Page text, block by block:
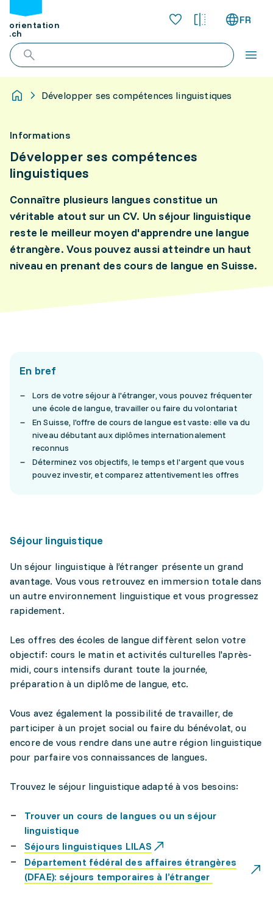
orientation
.ch
FR
Développer ses compétences linguistiques
Informations
Développer ses compétences
linguistiques
Connaître plusieurs langues constitue un
véritable atout sur un CV. Un séjour linguistique
reste le meilleur moyen d'apprendre une langue
étrangère. Vous pouvez aussi atteindre un haut
niveau en prenant des cours de langue en Suisse.
En bref
Lors de votre séjour à l'étranger, vous pouvez fréquenter
une école de langue, travailler ou faire du volontariat
En Suisse, l'offre de cours de langue est vaste: elle va du
niveau débutant aux diplômes internationalement
reconnus
Déterminez vos objectifs, le temps et l'argent que vous
pouvez investir, et comparez attentivement les offres
Séjour linguistique
Un séjour linguistique à l’étranger présente un grand
avantage. Vous vous retrouvez en immersion totale dans
un autre environnement linguistique et vous progressez
rapidement.
Les offres des écoles de langue diffèrent selon votre
objectif: cours le matin et activités culturelles l'après-
midi, cours intensifs durant toute la journée,
préparation à un diplôme de langue, etc.
Vous avez également la possibilité de travailler, de
participer à un projet social ou faire du bénévolat, ou
encore de vous rendre dans une autre région linguistique
pour parfaire vos connaissances de langues.
Trouvez le séjour linguistique adapté à vos besoins:
Trouver un cours de langues ou un séjour
linguistique
Séjours linguistiques LILAS
Département fédéral des affaires étrangères
(DFAE): séjours temporaires à l’étranger